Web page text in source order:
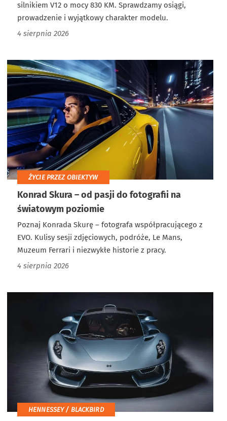
silnikiem V12 o mocy 830 KM. Sprawdzamy osiągi,
prowadzenie i wyjątkowy charakter modelu.
4 sierpnia 2026
ŻYCIE PRZEZ OBIEKTYW
Konrad Skura – od pasji do fotografii na
światowym poziomie
Poznaj Konrada Skurę – fotografa współpracującego z
EVO. Kulisy sesji zdjęciowych, podróże, Le Mans,
Muzeum Ferrari i niezwykłe historie z pracy.
4 sierpnia 2026
HENNESSEY / BLACKBIRD